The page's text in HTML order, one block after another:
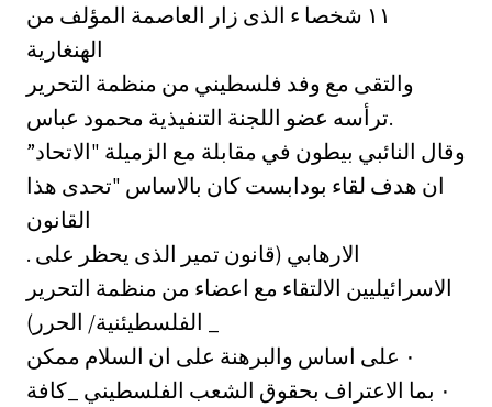
المؤلف من ‎١١‏ شخصا ء الذى زار العاصمة
الهنغارية
والتقى مع وفد فلسطيني من منظمة التحرير
ترأسه عضو اللجنة التنفيذية محمود عباس.
وقال النائبي بيطون في مقابلة مع الزميلة "الاتحاد”
ان هدف لقاء بودابست كان بالاساس "تحدى هذا
القانون
. الارهابي (قانون تمير الذى يحظر على
الاسرائيليين الالتقاء مع اعضاء من منظمة التحرير
والبرهنة على ان السلام ممكن ‎٠‏ على اساس
الاعتراف بحقوق الشعب الفلسطيني _كافة ‎٠‏ بما